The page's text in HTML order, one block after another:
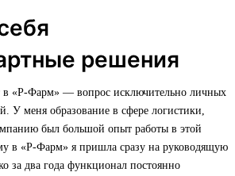
решения
в «Р-Фарм» — вопрос исключительно личных
У меня образование в сфере логистики,
был большой опыт работы в этой
в «Р-Фарм» я пришла сразу на руководящую
за два года функционал постоянно